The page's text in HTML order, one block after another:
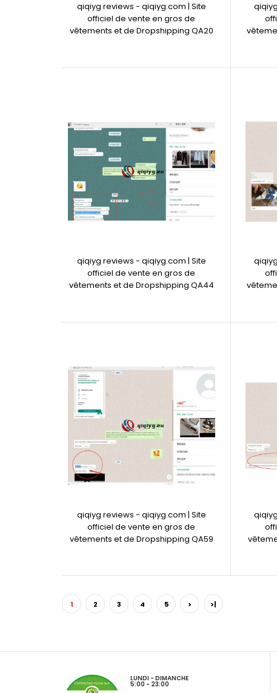
qiqiyg reviews - qiqiyg.com | Site
officiel de vente en gros de
vêtements et de Dropshipping QA20
qiqiyg reviews - qiqiyg.com | Site
officiel de vente en gros de
vêtements et de Dropshipping QA44
qiqiyg reviews - qiqiyg.com | Site
officiel de vente en gros de
vêtements et de Dropshipping QA59
1 2 3 4 5 > >|
LUNDI - DIMANCHE
5:00 - 23:00